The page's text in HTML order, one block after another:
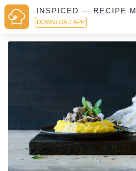
INSPICED — RECIPE
DOWNLOAD APP